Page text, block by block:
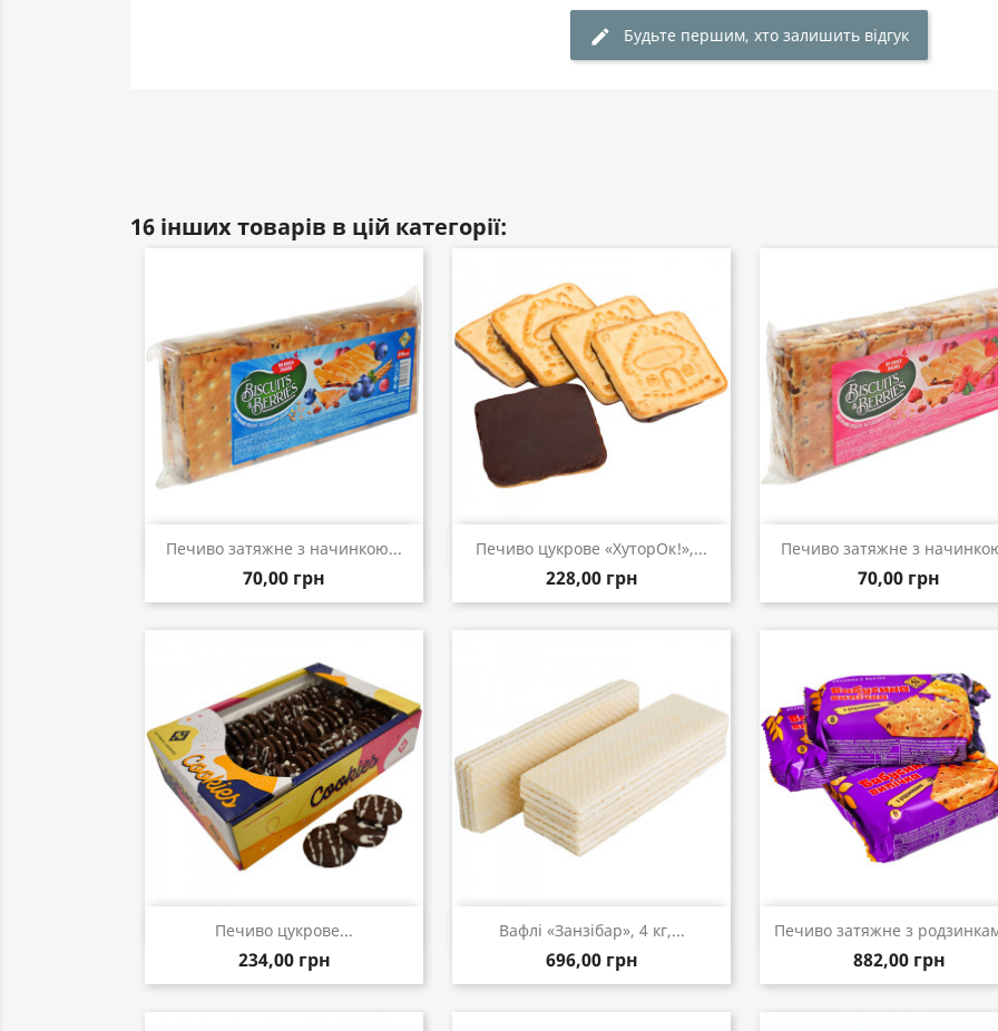
edit Будьте першим, хто залишить відгук
16 інших товарів в цій категорії:
Печиво затяжне з начинкою...
70,00 грн
Швидкий перегляд Печиво цукрове «ХуторОк!»,...
228,00 грн
Швидкий перегляд Печиво затяжне з
70,00 грн
Швидкий перегляд
Печиво цукрове...
234,00 грн
Швидкий перегляд Вафлі «Занзібар», 4 кг,...
696,00 грн
Швидкий перегляд Печиво затяжне з
882,00 грн
Швидкий перегляд